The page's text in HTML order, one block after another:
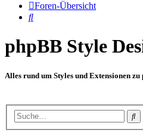
Foren-Übersicht
Suche
phpBB Style
Alles rund um Styles und Extensionen zu